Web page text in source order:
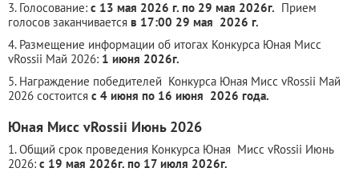
3. Голосование: с 13 мая 2026 г. по 29 мая 2026г. Прием
голосов заканчивается в 17:00 29 мая 2026 г.
4. Размещение информации об итогах Конкурса Юная Мисс
vRossii Май 2026: 1 июня 2026г.
5. Награждение победителей Конкурса Юная Мисс vRossii Май
2026 состоится с 4 июня по 16 июня 2026 года.
Юная Мисс vRossii Июнь 2026
1. Общий срок проведения Конкурса Юная Мисс vRossii Июнь
2026: с 19 мая 2026г. по 17 июля 2026г.